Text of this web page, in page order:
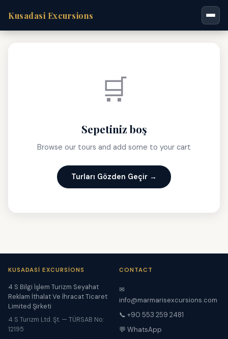
Kusadasi Excursions
🛒
Sepetiniz boş
Browse our tours and add some to your cart
Turları Gözden Geçir →
KUSADASI EXCURSIONS
4 S Bilgi İşlem Turizm Seyahat
Reklam İthalat Ve İhracat Ticaret
Limited Şirketi
4 S Turizm Ltd. Şt. — TÜRSAB No:
12195
CONTACT
✉
info@marmarisexcursions.com
📞 +90 553 259 2481
💬 WhatsApp